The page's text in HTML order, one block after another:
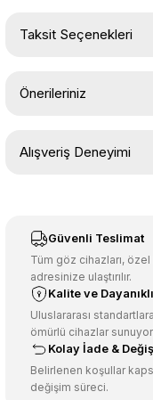
Taksit Seçenekleri
Önerileriniz
konularda yetersiz
Ürün resmi kalitesiz,
Ürün açıklamasında
Ürün bilgilerinde hatalar
Ürün fiyatı diğer
Bu ürüne benzer farklı
Alışveriş Deneyimi
Güvenli Teslimat
Tüm göz cihazları,
adresinize ulaştırılır.
Kalite ve
Uluslararası
ömürlü cihazlar
Kolay İade &
Belirlenen koşullar
değişim süreci.